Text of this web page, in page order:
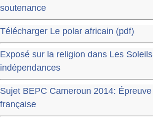
soutenance
Télécharger Le polar africain (pdf)
Exposé sur la religion dans Les
indépendances
Sujet BEPC Cameroun 2014:
française